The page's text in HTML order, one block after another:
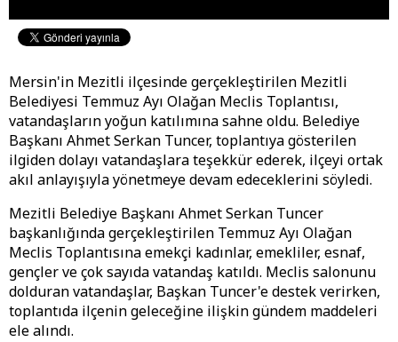
Mersin'in Mezitli ilçesinde gerçekleştirilen Mezitli
Belediyesi Temmuz Ayı Olağan Meclis Toplantısı,
vatandaşların yoğun katılımına sahne oldu. Belediye
Başkanı Ahmet Serkan Tuncer, toplantıya gösterilen
ilgiden dolayı vatandaşlara teşekkür ederek, ilçeyi ortak
akıl anlayışıyla yönetmeye devam edeceklerini söyledi.
Mezitli Belediye Başkanı Ahmet Serkan Tuncer
başkanlığında gerçekleştirilen Temmuz Ayı Olağan
Meclis Toplantısına emekçi kadınlar, emekliler, esnaf,
gençler ve çok sayıda vatandaş katıldı. Meclis salonunu
dolduran vatandaşlar, Başkan Tuncer'e destek verirken,
toplantıda ilçenin geleceğine ilişkin gündem maddeleri
ele alındı.